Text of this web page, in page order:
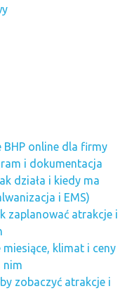
online dla firmy
i dokumentacja
działa i kiedy ma
i EMS)
zaplanować atrakcje i
miesiące, klimat i ceny
nim
zobaczyć atrakcje i